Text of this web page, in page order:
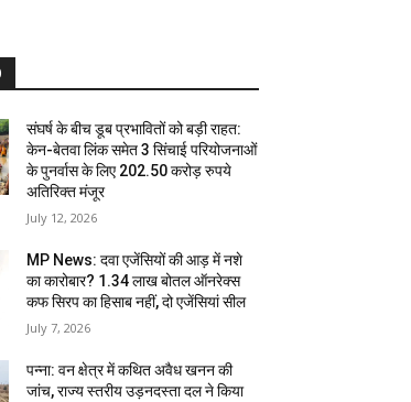
संघर्ष के बीच डूब प्रभावितों को बड़ी राहत:
केन-बेतवा लिंक समेत 3 सिंचाई परियोजनाओं
के पुनर्वास के लिए 202.50 करोड़ रुपये
अतिरिक्त मंजूर
July 12, 2026
MP News: दवा एजेंसियों की आड़ में नशे
का कारोबार? 1.34 लाख बोतल ऑनरेक्स
कफ सिरप का हिसाब नहीं, दो एजेंसियां सील
July 7, 2026
पन्ना: वन क्षेत्र में कथित अवैध खनन की
जांच, राज्य स्तरीय उड़नदस्ता दल ने किया